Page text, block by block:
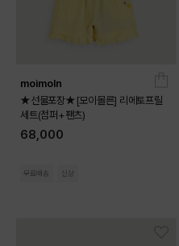
moimoln
★선물포장★[모이몰른] 리에토프릴
세트(점퍼+팬츠)
68,000
무료배송 신상